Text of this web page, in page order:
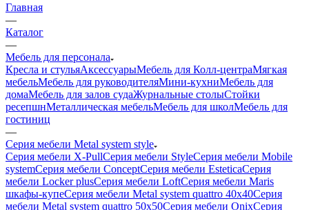
Главная
—
Каталог
—
Мебель для персонала
Кресла и стульяАксессуарыМебель для Колл-центраМягкая
мебельМебель для руководителяМини-кухниМебель для
домаМебель для залов судаЖурнальные столыСтойки
ресепшнМеталлическая мебельМебель для школМебель для
гостиниц
—
Серия мебели Metal system style
Серия мебели X-PullСерия мебели StyleСерия мебели Mobile
systemСерия мебели ConceptСерия мебели EsteticaСерия
мебели Locker plusСерия мебели LoftСерия мебели Maris
шкафы-купеСерия мебели Metal system quattro 40x40Серия
мебели Metal system quattro 50x50Серия мебели OnixСерия